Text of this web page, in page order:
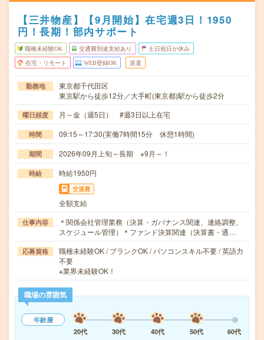
【三井物産】【9月開始】在宅週3日！1950
円！長期！部内サポート
職種未経験OK 交通費別途支給あり 土日祝日が休み
在宅・リモート WEB登録OK 派遣
勤務地
東京都千代田区
東京駅から徒歩12分／大手町(東京都)駅から徒歩2分
曜日頻度 月～金（週5日） #週3日以上在宅
時間 09:15～17:30(実働7時間15分 休憩1時間)
期間 2026年09月上旬～長期 ※9月～！
時給 時給1950円
交通費
全額支給
仕事内容
＊関係会社管理業務（決算・ガバナンス関連、連絡調整、
スケジュール管理）＊ファンド決算関連（決算書・通…
応募資格
職種未経験OK / ブランクOK / パソコンスキル不要 / 英語力
不要
※業界未経験OK！
職場の雰囲気
年齢層
20代
30代 40代 50代
60代